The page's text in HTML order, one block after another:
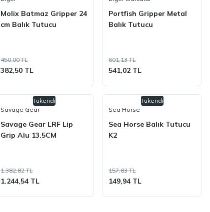
Molix Batmaz Gripper 24
cm Balık Tutucu
450,00 TL
382,50 TL
Portfish Gripper Metal
Balık Tutucu
601,13 TL
541,02 TL
Tükendi
Savage Gear
Savage Gear LRF Lip
Grip Alu 13.5CM
1.382,82 TL
1.244,54 TL
Tükendi
Sea Horse
Sea Horse Balık Tutucu
K2
157,83 TL
149,94 TL